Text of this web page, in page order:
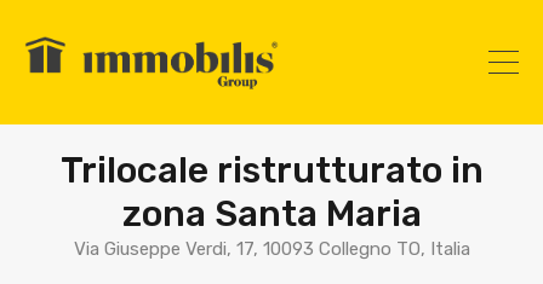
Trilocale ristrutturato in
zona Santa Maria
Via Giuseppe Verdi, 17, 10093 Collegno TO, Italia